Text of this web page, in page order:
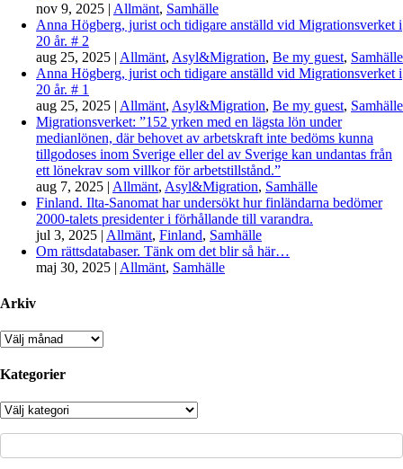
nov 9, 2025 | Allmänt, Samhälle
Anna Högberg, jurist och tidigare anställd vid Migrationsverket i
20 år. # 2
aug 25, 2025 | Allmänt, Asyl&Migration, Be my guest, Samhälle
Anna Högberg, jurist och tidigare anställd vid Migrationsverket i
20 år. # 1
aug 25, 2025 | Allmänt, Asyl&Migration, Be my guest, Samhälle
Migrationsverket: ”152 yrken med en lägsta lön under
medianlönen, där behovet av arbetskraft inte bedöms kunna
tillgodoses inom Sverige eller del av Sverige kan undantas från
ett lönekrav som villkor för arbetstillstånd.”
aug 7, 2025 | Allmänt, Asyl&Migration, Samhälle
Finland. Ilta-Sanomat har undersökt hur finländarna bedömer
2000-talets presidenter i förhållande till varandra.
jul 3, 2025 | Allmänt, Finland, Samhälle
Om rättsdatabaser. Tänk om det blir så här…
maj 30, 2025 | Allmänt, Samhälle
Arkiv
Arkiv
Kategorier
Kategorier